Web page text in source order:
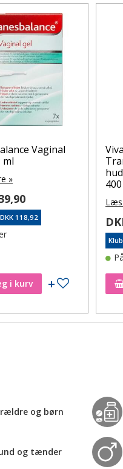
Vaginal
ml
»
118,92
i kurv Tilføj til
Læs
og børn
og tænder